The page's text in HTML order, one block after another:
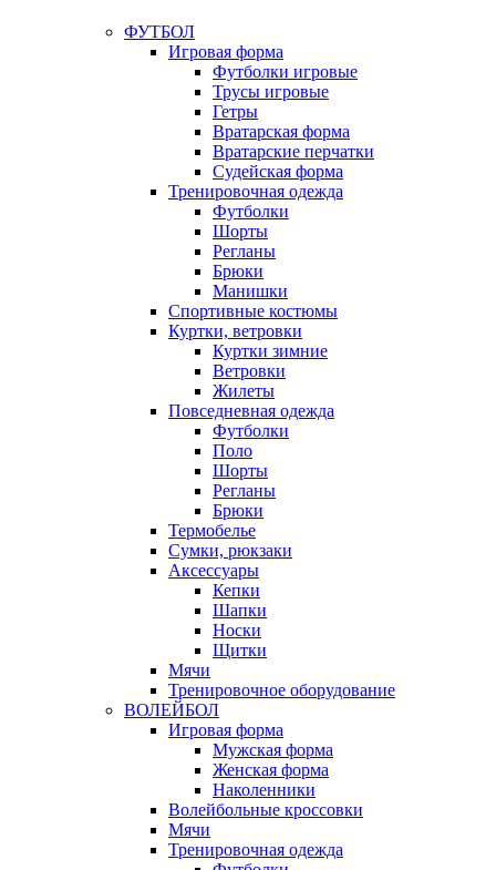
ФУТБОЛ
Игровая форма
Футболки игровые
Трусы игровые
Гетры
Вратарская форма
Вратарские перчатки
Судейская форма
Тренировочная одежда
Футболки
Шорты
Регланы
Брюки
Манишки
Спортивные костюмы
Куртки, ветровки
Куртки зимние
Ветровки
Жилеты
Повседневная одежда
Футболки
Поло
Шорты
Регланы
Брюки
Термобелье
Сумки, рюкзаки
Аксессуары
Кепки
Шапки
Носки
Щитки
Мячи
Тренировочное оборудование
ВОЛЕЙБОЛ
Игровая форма
Мужская форма
Женская форма
Наколенники
Волейбольные кроссовки
Мячи
Тренировочная одежда